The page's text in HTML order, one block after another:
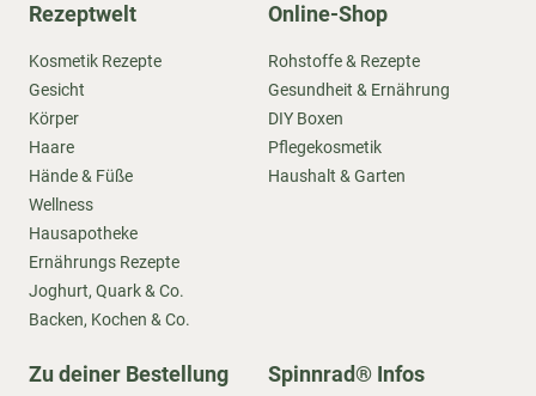
Rezeptwelt
Kosmetik Rezepte
Gesicht
Körper
Haare
Hände & Füße
Wellness
Hausapotheke
Ernährungs Rezepte
Joghurt, Quark & Co.
Backen, Kochen & Co.
Online-Shop
Rohstoffe & Rezepte
Gesundheit & Ernährung
DIY Boxen
Pflegekosmetik
Haushalt & Garten
Zu deiner Bestellung Spinnrad® Infos